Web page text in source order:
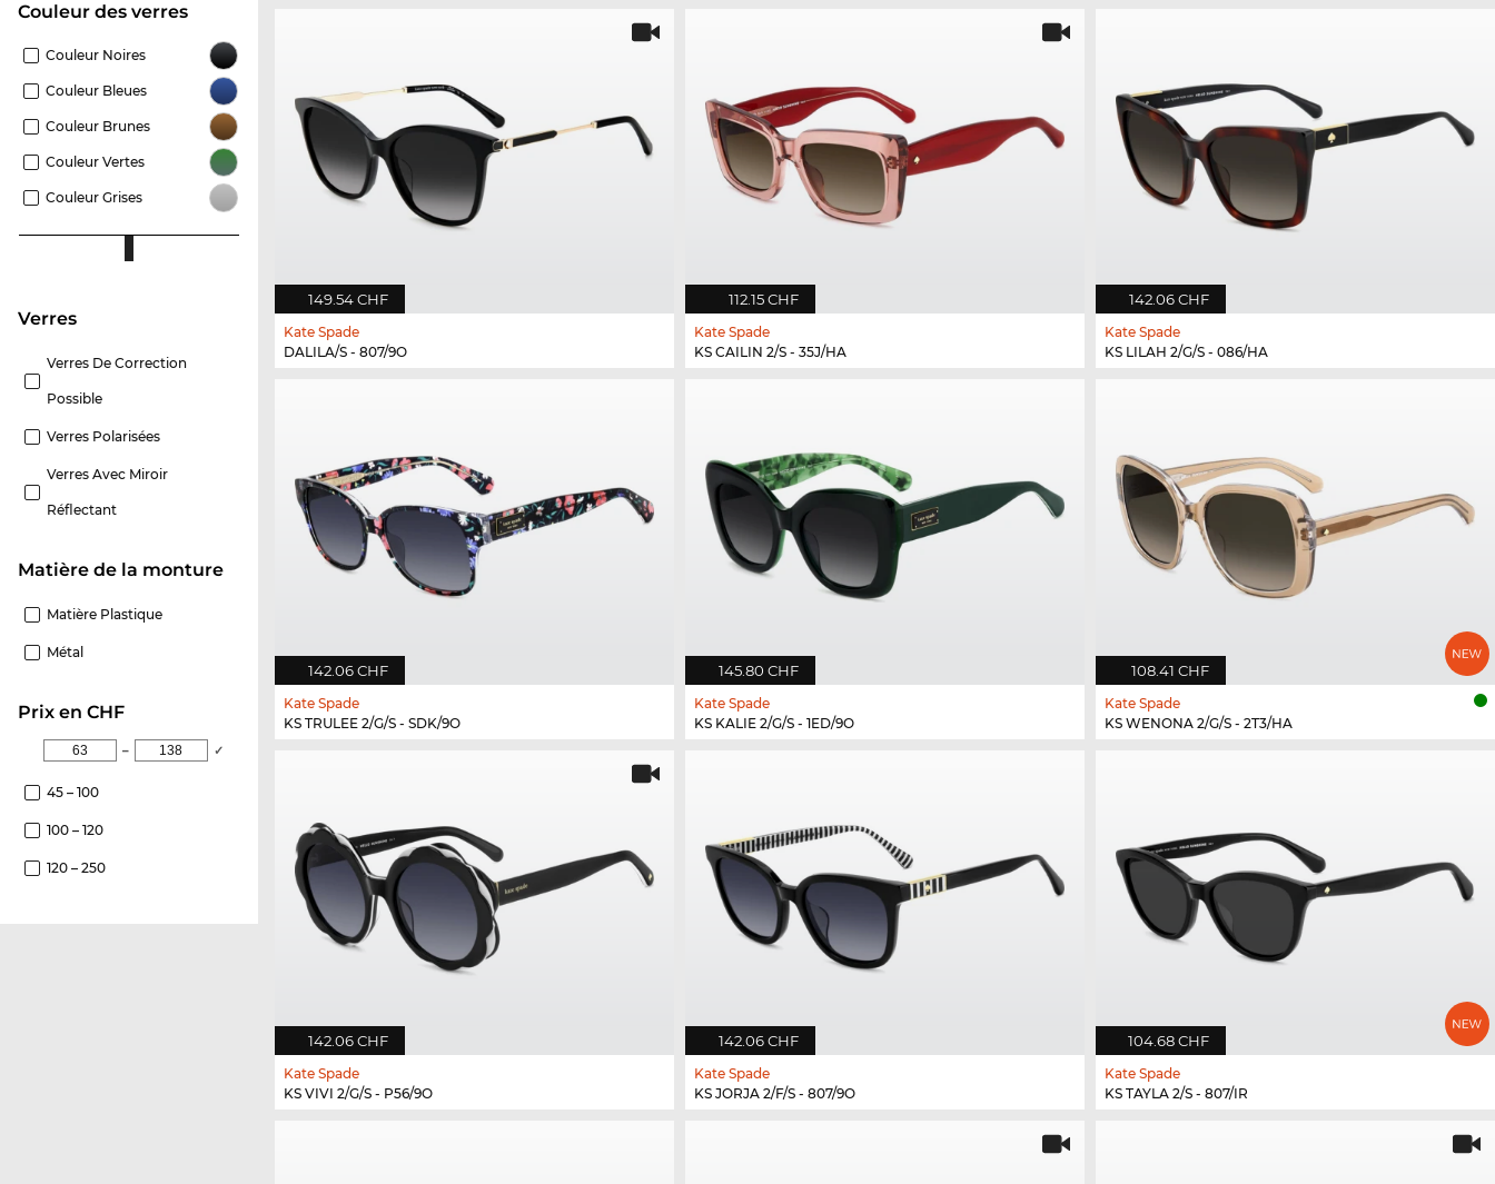
Couleur des verres
Couleur Noires
Couleur Bleues
Couleur Brunes
Couleur Vertes
Couleur Grises
Verres
Verres De Correction
Possible
Verres Polarisées
Verres Avec Miroir
Réflectant
Matière de la monture
Matière Plastique
Métal
Prix en CHF
– ✓
45 – 100
100 – 120
120 – 250
149.54 CHF
Kate Spade
DALILA/S - 807/9O
112.15 CHF
Kate Spade
KS CAILIN 2/S - 35J/HA
142.06 CHF
Kate Spade
KS LILAH 2/G/S - 086/HA
142.06 CHF
Kate Spade
KS TRULEE 2/G/S - SDK/9O
145.80 CHF
Kate Spade
KS KALIE 2/G/S - 1ED/9O
108.41 CHF
Kate Spade
KS WENONA 2/G/S - 2T3/HA
142.06 CHF
Kate Spade
KS VIVI 2/G/S - P56/9O
142.06 CHF
Kate Spade
KS JORJA 2/F/S - 807/9O
104.68 CHF
Kate Spade
KS TAYLA 2/S - 807/IR